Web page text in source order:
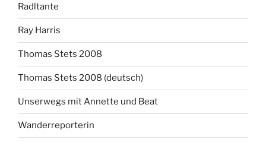
Radltante
Ray Harris
Thomas Stets 2008
Thomas Stets 2008 (deutsch)
Unserwegs mit Annette und Beat
Wanderreporterin